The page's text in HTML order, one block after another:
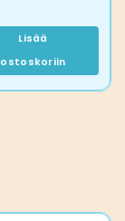
Lisää
ostoskoriin